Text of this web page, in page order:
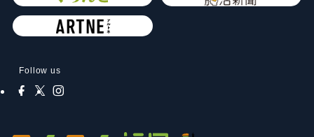
Follow us